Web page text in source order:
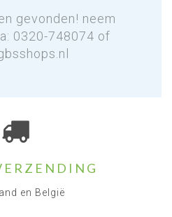
gevonden! neem
0320-748074 of
en België